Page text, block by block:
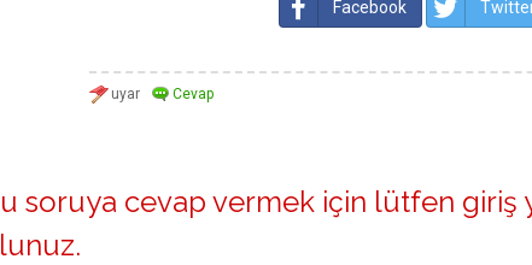
Facebook
soruya cevap vermek için lütfen giriş
.